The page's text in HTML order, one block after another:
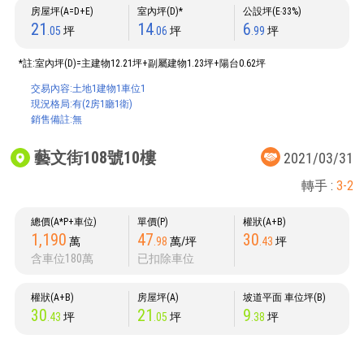
房屋坪(A=D+E)
21 .05 坪
室內坪(D)*
14.06 坪
公設坪(E‧33%)
6 .99 坪
*註:室內坪(D)=主建物12.21坪+副屬建物1.23坪+陽台0.62坪
交易內容:土地1建物1車位1
現況格局:有(2房1廳1衛)
銷售備註:無
藝文街108號10樓 2021/03/31
轉手 : 3-2
總價(A*P+車位)
1,190 萬
含車位180萬
單價(P)
47 .98 萬/坪
已扣除車位
權狀(A+B)
30 .43 坪
權狀(A+B)
30 .43 坪
房屋坪(A)
21 .05 坪
坡道平面 車位坪(B)
9 .38 坪